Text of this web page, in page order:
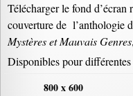
Télécharger le fond d’écran
couverture de l’anthologie
Mystères et Mauvais Genres
Disponibles pour
800 x 600